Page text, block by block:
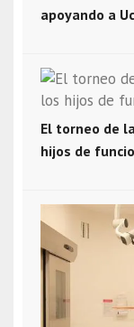
apoyando a
El torneo de
hijos de